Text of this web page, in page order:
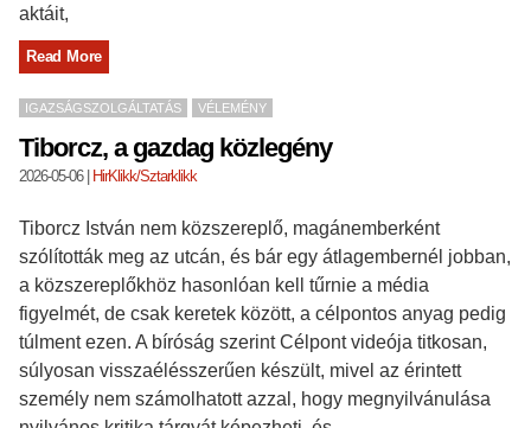
aktáit,
Read More
IGAZSÁGSZOLGÁLTATÁS VÉLEMÉNY
Tiborcz, a gazdag közlegény
2026-05-06| HirKlikk/Sztarklikk
Tiborcz István nem közszereplő, magánemberként
szólították meg az utcán, és bár egy átlagembernél jobban,
a közszereplőkhöz hasonlóan kell tűrnie a média
figyelmét, de csak keretek között, a célpontos anyag pedig
túlment ezen. A bíróság szerint Célpont videója titkosan,
súlyosan visszaélésszerűen készült, mivel az érintett
személy nem számolhatott azzal, hogy megnyilvánulása